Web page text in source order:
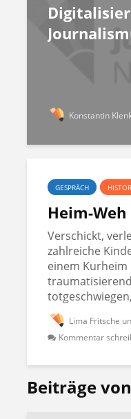
Konstantin
GESPRÄCH
Heim-Weh
Verschickt,
zahlreiche
einem
Lima Fritsche
Kommentar
Beiträge